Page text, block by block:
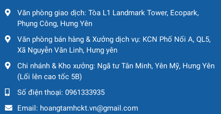
Công trình cầu đường, bến cảng, nhà cao tầng
Nền đất yếu, cần đóng sâu và lực lớn
🛠️ Dịch vụ đi kèm
Giao hàng toàn quốc – nhanh chóng, đúng tiến độ
Văn phòng giao dịch: Tòa L1 Landmark Tower, Ecopark,
Phụng Công, Hưng Yên
Văn phòng bán hàng & Xưởng dịch vụ: KCN Phố Nối A, QL5,
Xã Nguyễn Văn Linh, Hưng yên
Chi nhánh & Kho xưởng: Ngã tư Tân Minh, Yên Mỹ, Hưng Yên
(Lối lên cao tốc 5B)
Số điện thoại: 0961333935
Email: hoangtamhckt.vn@gmail.com